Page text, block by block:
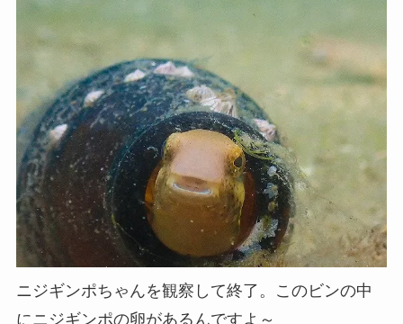
ニジギンポちゃんを観察して終了。このビンの中
にニジギンポの卵があるんですよ～